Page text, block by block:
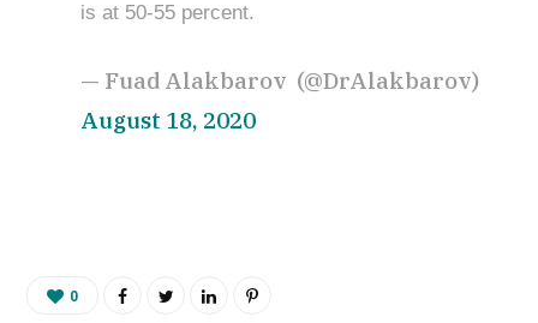
is at 50-55 percent.
— Fuad Alakbarov ⁠⁠ (@DrAlakbarov)
August 18, 2020
0